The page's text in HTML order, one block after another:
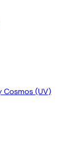
Cosmos (UV)